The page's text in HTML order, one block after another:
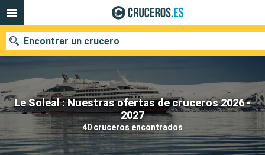
Le Soleal : Nuestras ofertas de cruceros 2026 -
2027
40 cruceros encontrados
Encontrar un crucero
Nuestros destinos
Fecha de salida